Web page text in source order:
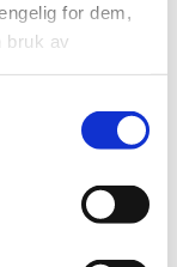
for dem,
bruk av